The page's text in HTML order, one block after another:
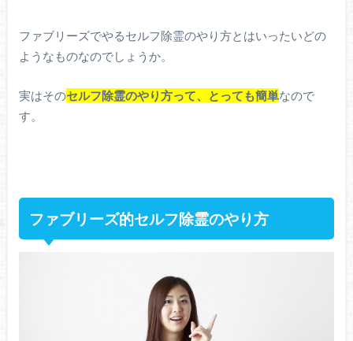
ファブリーズでやるセルフ除霊のやり方とはいったいどの
ようなものなのでしょうか。
実はそのセルフ除霊のやり方って、とっても簡単なので
す。
ファブリーズ的セルフ除霊のやり方